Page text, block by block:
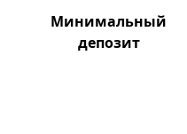
Минимальный
депозит